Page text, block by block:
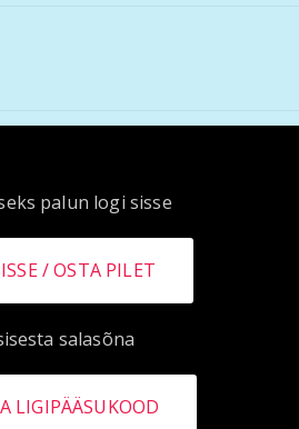
palun logi sisse
salasõna
LIGIPÄÄSUKOOD